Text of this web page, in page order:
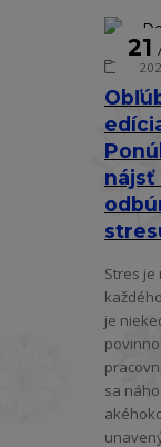
nájsť
21
⁓
Stres
je
sa